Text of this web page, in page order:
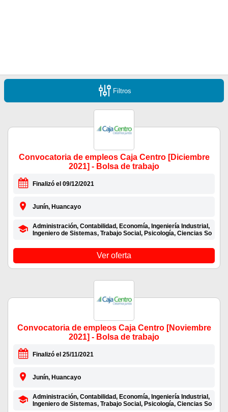
Filtros
Convocatoria de empleos Caja Centro [Diciembre
2021] - Bolsa de trabajo
Finalizó el 09/12/2021
Junín, Huancayo
Administración, Contabilidad, Economía, Ingeniería Industrial,
Ingeniero de Sistemas, Trabajo Social, Psicología, Ciencias So
Ver oferta
Convocatoria de empleos Caja Centro [Noviembre
2021] - Bolsa de trabajo
Finalizó el 25/11/2021
Junín, Huancayo
Administración, Contabilidad, Economía, Ingeniería Industrial,
Ingeniero de Sistemas, Trabajo Social, Psicología, Ciencias So